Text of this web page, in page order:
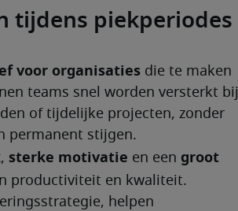
tijdens piekperiodes
voor organisaties die te maken
teams snel worden versterkt bij
of tijdelijke projecten, zonder
permanent stijgen.
, sterke motivatie en een groot
productiviteit en kwaliteit.
helpen